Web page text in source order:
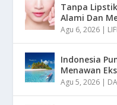
Tanpa
Alami Dan
Agu 6, 2026 |
Indonesia
Menawan
Agu 5, 2026 |